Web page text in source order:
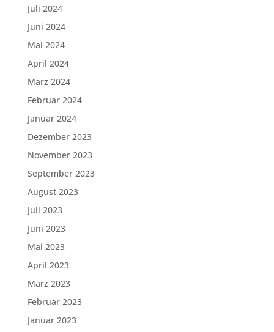
Juli 2024
Juni 2024
Mai 2024
April 2024
März 2024
Februar 2024
Januar 2024
Dezember 2023
November 2023
September 2023
August 2023
Juli 2023
Juni 2023
Mai 2023
April 2023
März 2023
Februar 2023
Januar 2023